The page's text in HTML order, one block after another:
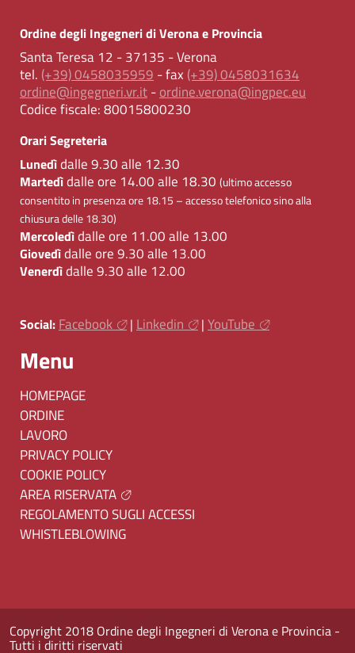
Ordine degli Ingegneri di Verona e Provincia
Santa Teresa 12 - 37135 - Verona
tel. (+39) 0458035959 - fax (+39) 0458031634
ordine@ingegneri.vr.it-ordine.verona@ingpec.eu
Codice fiscale:80015800230
Orari Segreteria
Lunedìdalle 9.30 alle 12.30
Martedìdalle ore 14.00 alle 18.30 (ultimo accesso
consentito in presenza ore 18.15 – accesso telefonico sino alla
chiusura delle 18.30)
Mercoledìdalle ore 11.00 alle 13.00
Giovedìdalle ore 9.30 alle 13.00
Venerdìdalle 9.30 alle 12.00
Social: Facebook | Linkedin | YouTube
Menu
HOMEPAGE
ORDINE
LAVORO
PRIVACY POLICY
COOKIE POLICY
AREA RISERVATA
REGOLAMENTO SUGLI ACCESSI
WHISTLEBLOWING
Copyright 2018 Ordine degli Ingegneri di Verona e Provincia -
Tutti i diritti riservati